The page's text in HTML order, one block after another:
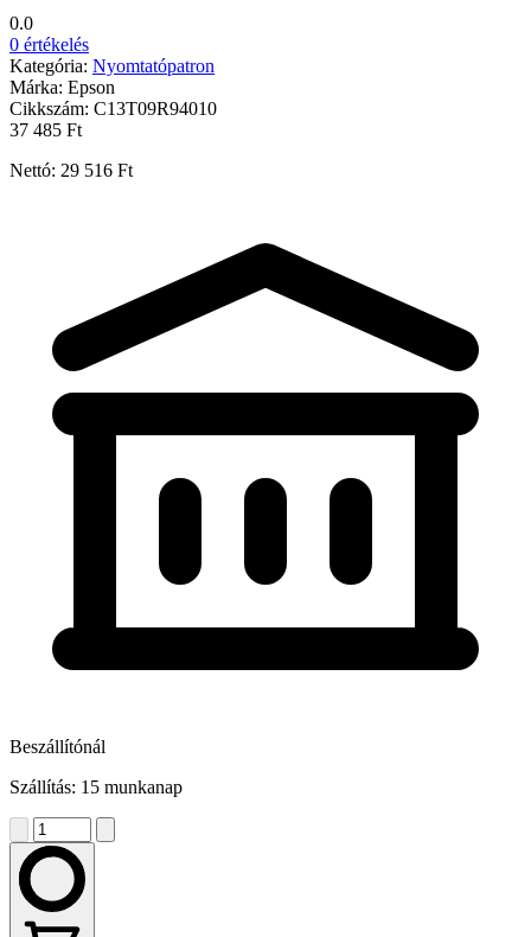
0.0
0 értékelés
Kategória: Nyomtatópatron
Márka: Epson
Cikkszám: C13T09R94010
37 485 Ft
Nettó: 29 516 Ft
Beszállítónál
Szállítás: 15 munkanap